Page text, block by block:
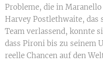
Probleme, die in
Harvey Postlethwaite,
Team verlassend, konnte
dass Pironi bis zu seinem
reelle Chancen auf den